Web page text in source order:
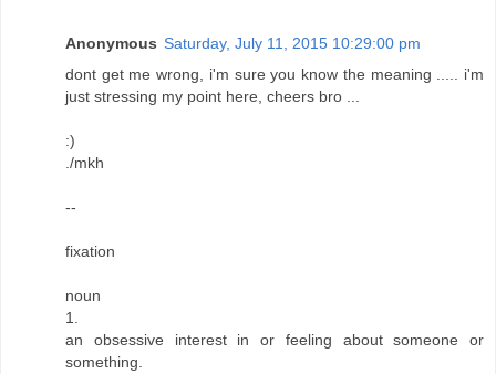
Anonymous Saturday, July 11, 2015 10:29:00 pm
dont get me wrong, i'm sure you know the meaning ..... i'm
just stressing my point here, cheers bro ...
:)
./mkh
--
fixation
noun
1.
an obsessive interest in or feeling about someone or
something.